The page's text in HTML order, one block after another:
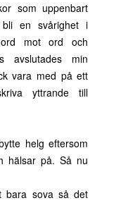
som uppenbart
en svårighet i
mot ord och
avslutades min
vara med på ett
yttrande till
helg eftersom
hälsar på. Så nu
bara sova så det